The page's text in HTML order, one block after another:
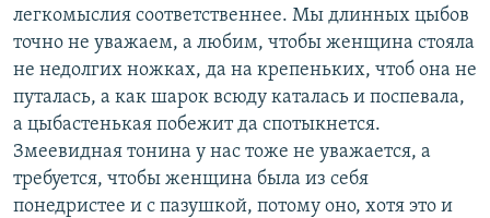
легкомыслия соответственнее. Мы длинных цыбов
точно не уважаем, а любим, чтобы женщина стояла
не недолгих ножках, да на крепеньких, чтоб она не
путалась, а как шарок всюду каталась и поспевала,
а цыбастенькая побежит да спотыкнется.
Змеевидная тонина у нас тоже не уважается, а
требуется, чтобы женщина была из себя
понедристее и с пазушкой, потому оно, хотя это и